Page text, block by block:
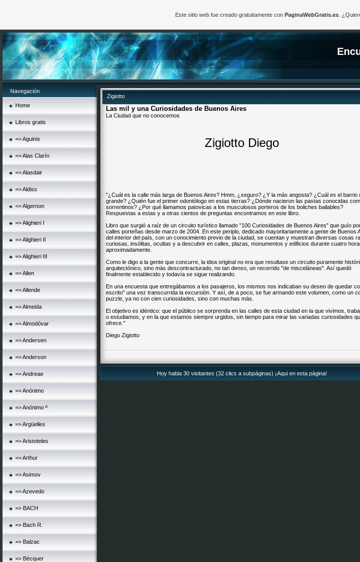
Navegación
Home
Libros gratis
=> Aguinis
=> Alas Clarín
=> Alasdair
=> Aldiss
=> Algernon
=> Alighieri I
=> Alighieri II
=> Alighieri III
=> Allen
=> Allende
=> Almeida
=> Almodóvar
=> Andersen
=> Anderson
=> Andreae
=> Anónimo
=> Anónimo º
=> Argüelles
=> Aristoteles
=> Arthur
=> Asimov
=> Azevedo
=> BACH
=> Bach R.
=> Balzac
=> Bécquer
Zigiotto
Las mil y una Curiosidades de Buenos Aires
La Ciudad que no conocemos
Zigiotto Diego
"¿Cuál es la calle más larga de Buenos Aires? Hmm, ¿seguro? ¿Y la más angosta? ¿Cuál es el barrio
grande? ¿Quién fue el primer odontólogo en estas tierras? ¿Dónde nacieron las pastas conocidas
sorrentinos? ¿Por qué llamamos patovicas a los musculosos porteros de los boliches bailables?
Respuestas a estas y a otras cientos de preguntas encontramos en este libro.
Libro que surgió a raíz de un circuito turístico llamado "100 Curiosidades de Buenos Aires" que guío
calles porteñas desde marzo de 2004. En este periplo, dedicado mayoritariamente a gente de Buenos
del interior del país, con un conocimiento previo de la ciudad, se cuentan y muestran diversas cosas
curiosas, insólitas, ocultas y a descubrir en calles, plazas, monumentos y edificios durante cuatro
aproximadamente.
Como le digo a la gente que concurre, la idea original no era que resultase un circuito puramente
arquitectónico, sino más descontracturado, no tan denso, un recorrido "de misceláneas". Así quedó
finalmente establecido y todavía se sigue realizando.
En una encuesta que entregábamos a los pasajeros, los mismos nos indicaban su deseo de quedar
escrito" una vez transcurrida la excursión. Y así, de a poco, se fue armando este volumen, como un
puzzle, ya no con cien curiosidades, sino con muchas más.
El objetivo es idéntico: que el público se sorprenda en las calles de esta ciudad en la que vivimos,
o estudiamos, y en la que estamos siempre urgidos, sin tiempo para mirar las variadas curiosidades
ofrece."
Diego Zigiotto
Hoy habia 30 visitantes (32 clics a subpáginas) ¡Aqui en esta página!
Este sitio web fue creado gratuitamente con PaginaWebGratis.es.